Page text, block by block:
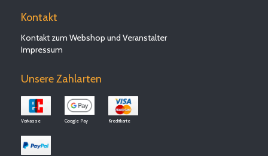
Kontakt
Kontakt zum Webshop und Veranstalter
Impressum
Unsere Zahlarten
Vorkasse Google Pay Kreditkarte